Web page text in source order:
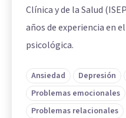
Clínica y de la Salud
años de experiencia en
psicológica.
Ansiedad Depresión
Problemas emocionales
Problemas relacionales